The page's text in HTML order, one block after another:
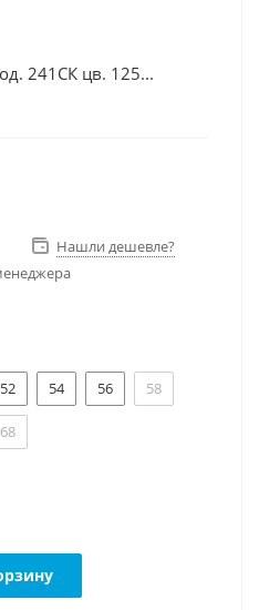
241СК цв. 125...
Нашли дешевле?
52 54 56 58
68